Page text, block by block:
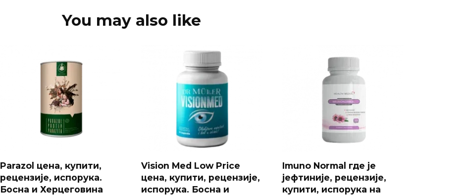
You may also like
Parazol цена, купити,
рецензије, испорука.
Босна и Херцеговина
Vision Med Low Price
цена, купити, рецензије,
испорука. Босна и
Imuno Normal где је
јефтиније, рецензије,
купити, испорука на